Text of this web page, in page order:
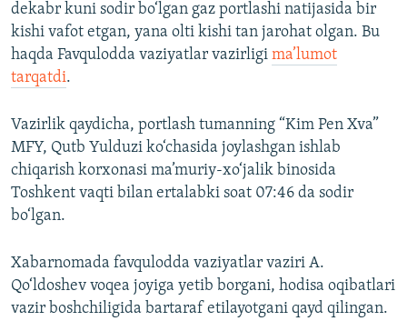
dekabr kuni sodir bo‘lgan gaz portlashi natijasida bir
kishi vafot etgan, yana olti kishi tan jarohat olgan. Bu
haqda Favqulodda vaziyatlar vazirligi ma’lumot
tarqatdi.
Vazirlik qaydicha, portlash tumanning “Kim Pen Xva”
MFY, Qutb Yulduzi ko‘chasida joylashgan ishlab
chiqarish korxonasi ma’muriy-xo‘jalik binosida
Toshkent vaqti bilan ertalabki soat 07:46 da sodir
bo‘lgan.
Xabarnomada favqulodda vaziyatlar vaziri A.
Qo‘ldoshev voqea joyiga yetib borgani, hodisa oqibatlari
vazir boshchiligida bartaraf etilayotgani qayd qilingan.